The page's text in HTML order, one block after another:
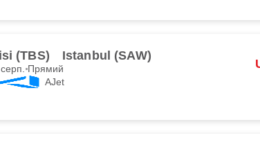
(TBS) Istanbul (SAW)
Прямий
AJet